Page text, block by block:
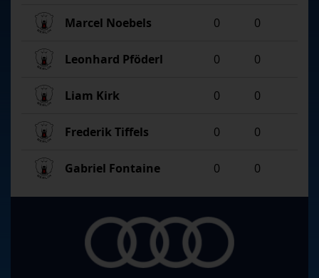
Marcel Noebels 0 0
Leonhard Pföderl 0 0
Liam Kirk 0 0
Frederik Tiffels 0 0
Gabriel Fontaine 0 0